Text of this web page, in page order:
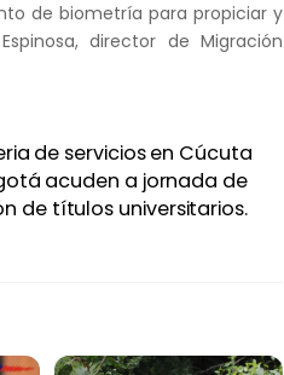
de biometría para propiciar y
director de Migración
de servicios en Cúcuta
acuden a jornada de
de títulos universitarios.